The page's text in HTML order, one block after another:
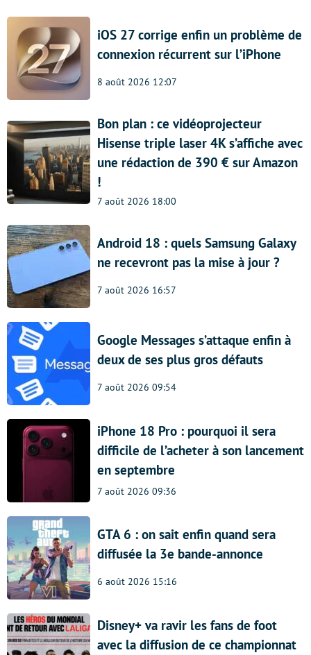
iOS 27 corrige enfin un problème de
connexion récurrent sur l’iPhone
8 août 2026 12:07
Bon plan : ce vidéoprojecteur
Hisense triple laser 4K s’affiche avec
une rédaction de 390 € sur Amazon
!
7 août 2026 18:00
Android 18 : quels Samsung Galaxy
ne recevront pas la mise à jour ?
7 août 2026 16:57
Google Messages s’attaque enfin à
deux de ses plus gros défauts
7 août 2026 09:54
iPhone 18 Pro : pourquoi il sera
difficile de l’acheter à son lancement
en septembre
7 août 2026 09:36
GTA 6 : on sait enfin quand sera
diffusée la 3e bande-annonce
6 août 2026 15:16
Disney+ va ravir les fans de foot
avec la diffusion de ce championnat